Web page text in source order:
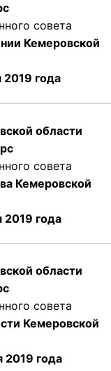
совета
Кемеровской
2019 года
области
совета
Кемеровской
2019 года
области
совета
Кемеровской
2019 года